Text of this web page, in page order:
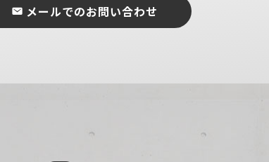
メールでのお問い合わせ